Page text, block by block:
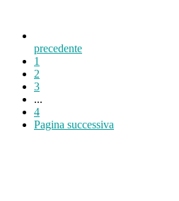
precedente
1
2
3
...
4
Pagina successiva